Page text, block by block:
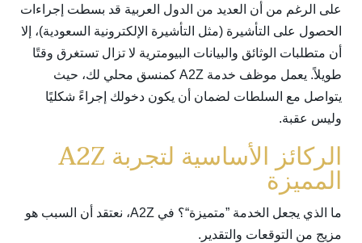
على الرغم من أن العديد من الدول العربية قد بسطت إجراءات
الحصول على التأشيرة (مثل التأشيرة الإلكترونية السعودية)، إلا
أن متطلبات الوثائق والبيانات البيومترية لا تزال تستغرق وقتًا
طويلاً. يعمل موظف خدمة A2Z كمنسق محلي لك، حيث
يتواصل مع السلطات لضمان أن يكون دخولك إجراءً شكليًا
وليس عقبة.
الركائز الأساسية لتجربة A2Z
المميزة
ما الذي يجعل الخدمة ”متميزة“؟ في A2Z، نعتقد أن السبب هو
مزيج من التوقعات والتقدير.